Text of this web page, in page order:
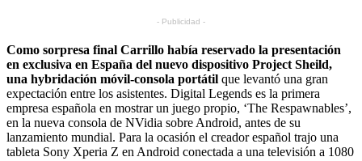
- Publicidad -
Como sorpresa final Carrillo había reservado la presentación
en exclusiva en España del nuevo dispositivo Project Sheild,
una hybridación móvil-consola portátil que levantó una gran
expectación entre los asistentes. Digital Legends es la primera
empresa española en mostrar un juego propio, ‘The Respawnables’,
en la nueva consola de NVidia sobre Android, antes de su
lanzamiento mundial. Para la ocasión el creador español trajo una
tableta Sony Xperia Z en Android conectada a una televisión a 1080